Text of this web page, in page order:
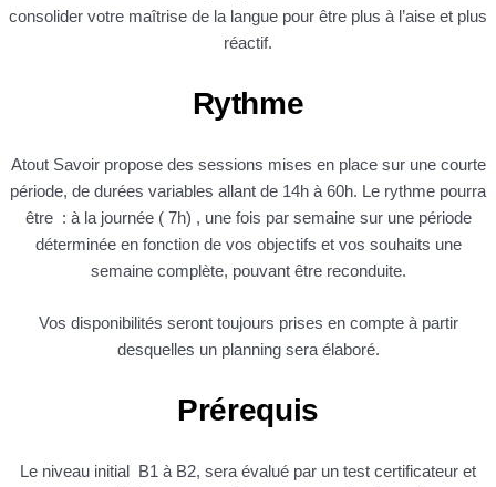
consolider votre maîtrise de la langue pour être plus à l’aise et plus
réactif.
Rythme
Atout Savoir propose des sessions mises en place sur une courte
période, de durées variables allant de 14h à 60h. Le rythme pourra
être : à la journée ( 7h) , une fois par semaine sur une période
déterminée en fonction de vos objectifs et vos souhaits une
semaine complète, pouvant être reconduite.
Vos disponibilités seront toujours prises en compte à partir
desquelles un planning sera élaboré.
Prérequis
Le niveau initial B1 à B2, sera évalué par un test certificateur et